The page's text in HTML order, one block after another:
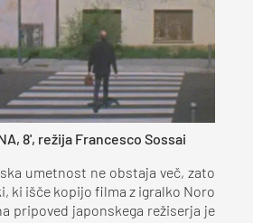
8', režija Francesco Sossai
umetnost ne obstaja več, zato
ki išče kopijo filma z igralko Noro
pripoved japonskega režiserja je